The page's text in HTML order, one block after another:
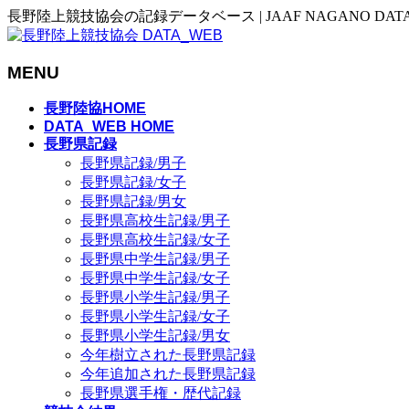
長野陸上競技協会の記録データベース | JAAF NAGANO
MENU
長野陸協HOME
DATA_WEB HOME
長野県記録
長野県記録/男子
長野県記録/女子
長野県記録/男女
長野県高校生記録/男子
長野県高校生記録/女子
長野県中学生記録/男子
長野県中学生記録/女子
長野県小学生記録/男子
長野県小学生記録/女子
長野県小学生記録/男女
今年樹立された長野県記録
今年追加された長野県記録
長野県選手権・歴代記録